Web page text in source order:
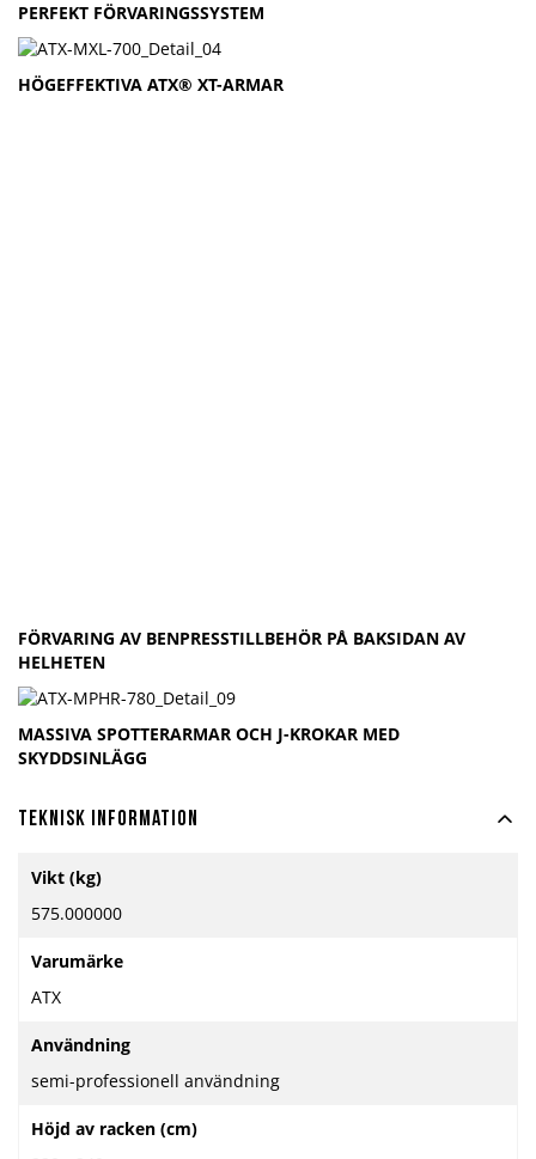
PERFEKT FÖRVARINGSSYSTEM
HÖGEFFEKTIVA ATX® XT-ARMAR
FÖRVARING AV BENPRESSTILLBEHÖR PÅ BAKSIDAN AV
HELHETEN
MASSIVA SPOTTERARMAR OCH J-KROKAR MED
SKYDDSINLÄGG
Teknisk information
information
Vikt (kg)
575.000000
Varumärke
ATX
Användning
semi-professionell användning
Höjd av racken (cm)